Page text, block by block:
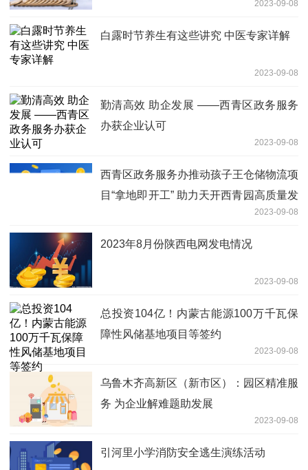
2023-09-08
白露时节养生有这些讲究 中医专家详解
2023-09-08
勤清高效 助企发展 ——西青区政务服务
办获企业认可
2023-09-08
西青区政务服务办推动孩子王仓储物流项
目“拿地即开工” 助力天开西青园高质量发
2023-09-08
2023年8月份陕西电网发电情况
2023-09-08
总投资104亿！内蒙古能源100万千瓦保
障性风储基地项目等签约
2023-09-08
乌鲁木齐高新区（新市区）：园区精准服
务 为企业解难题助发展
2023-09-08
引河里小学消防安全逃生演练活动